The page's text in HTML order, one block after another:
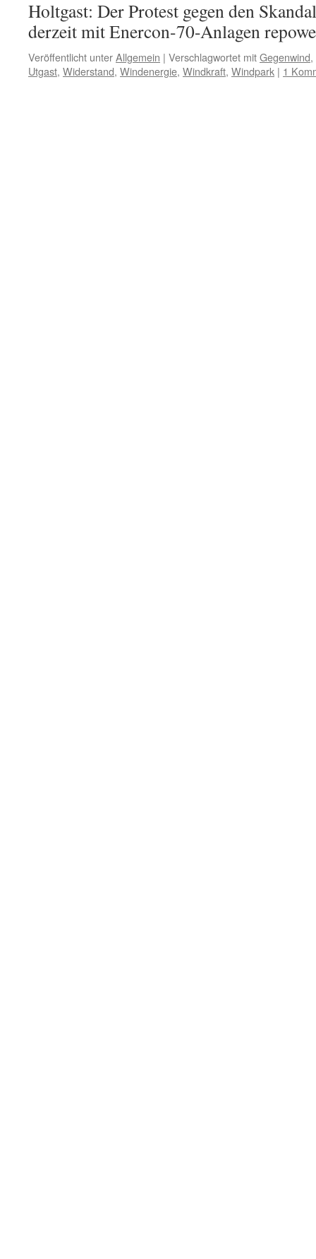
Holtgast: Der Protest gegen den
derzeit mit Enercon-70-Anlagen
Veröffentlicht unterAllgemein | Verschlagwortet mitGegenwind,
Utgast, Widerstand, Windenergie, Windkraft, Windpark | 1